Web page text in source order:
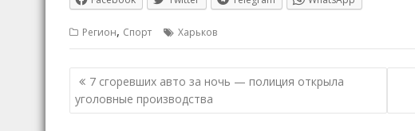
Регион, Спорт Харьков
Навигация
по
записям
7 сгоревших авто за ночь — полиция открыла
уголовные производства